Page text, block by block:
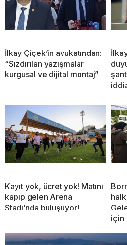
İlkay Çiçek’in avukatından:
“Sızdırılan yazışmalar
kurgusal ve dijital montaj”
Kayıt yok, ücret yok! Matını
kapıp gelen Arena
Stadı’nda buluşuyor!
için